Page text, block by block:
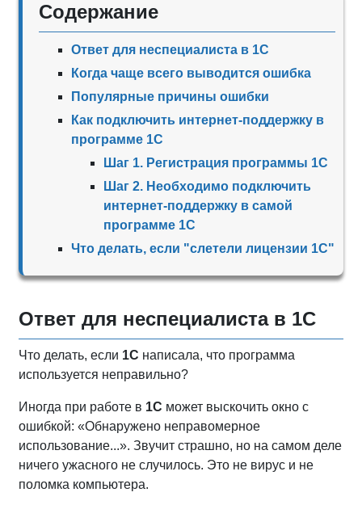
Содержание
Ответ для неспециалиста в 1С
Когда чаще всего выводится ошибка
Популярные причины ошибки
Как подключить интернет-поддержку в
программе 1С
Шаг 1. Регистрация программы 1С
Шаг 2. Необходимо подключить
интернет-поддержку в самой
программе 1С
Что делать, если "слетели лицензии 1С"
Ответ для неспециалиста в 1С
Что делать, если 1С написала, что программа
используется неправильно?
Иногда при работе в 1С может выскочить окно с
ошибкой: «Обнаружено неправомерное
использование...». Звучит страшно, но на самом деле
ничего ужасного не случилось. Это не вирус и не
поломка компьютера.